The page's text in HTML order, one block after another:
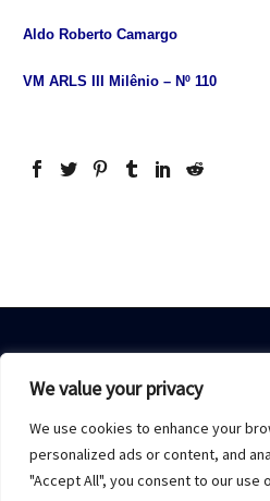
We value your privacy
We use cookies to enhance your
personalized ads or content, and
"Accept All", you consent to our use
Aldo Roberto Camargo
VM ARLS III Milênio – Nº 110
Sobre Nós
Estamos usando cookies para